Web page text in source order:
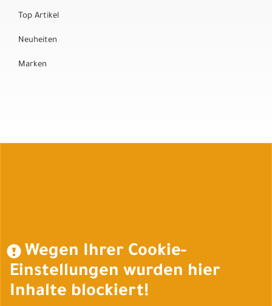
Top Artikel
Neuheiten
Marken
Wegen Ihrer Cookie-
Einstellungen wurden hier
Inhalte blockiert!